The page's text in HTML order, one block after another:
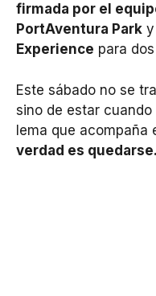
firmada por el
PortAventura Park
Experience para
Este sábado no se
sino de estar
lema que acompaña
verdad es